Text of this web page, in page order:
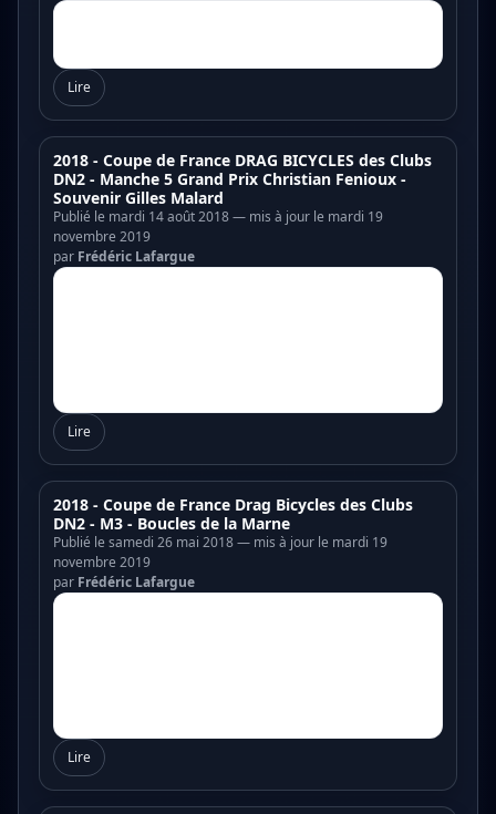
Lire
2018 - Coupe de France DRAG BICYCLES des Clubs
DN2 - Manche 5 Grand Prix Christian Fenioux -
Souvenir Gilles Malard
Publié le mardi 14 août 2018 — mis à jour le mardi 19
novembre 2019
par Frédéric Lafargue
Lire
2018 - Coupe de France Drag Bicycles des Clubs
DN2 - M3 - Boucles de la Marne
Publié le samedi 26 mai 2018 — mis à jour le mardi 19
novembre 2019
par Frédéric Lafargue
Lire